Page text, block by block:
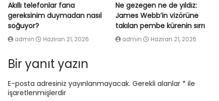
Akıllı telefonlar fana
gereksinim duymadan nasıl
soğuyor?
admin Haziran 21, 2026
Ne gezegen ne de yıldız:
James Webb’in vizörüne
takılan pembe kürenin sırrı
admin Haziran 21, 2026
Bir yanıt yazın
E-posta adresiniz yayınlanmayacak. Gerekli alanlar * ile
işaretlenmişlerdir